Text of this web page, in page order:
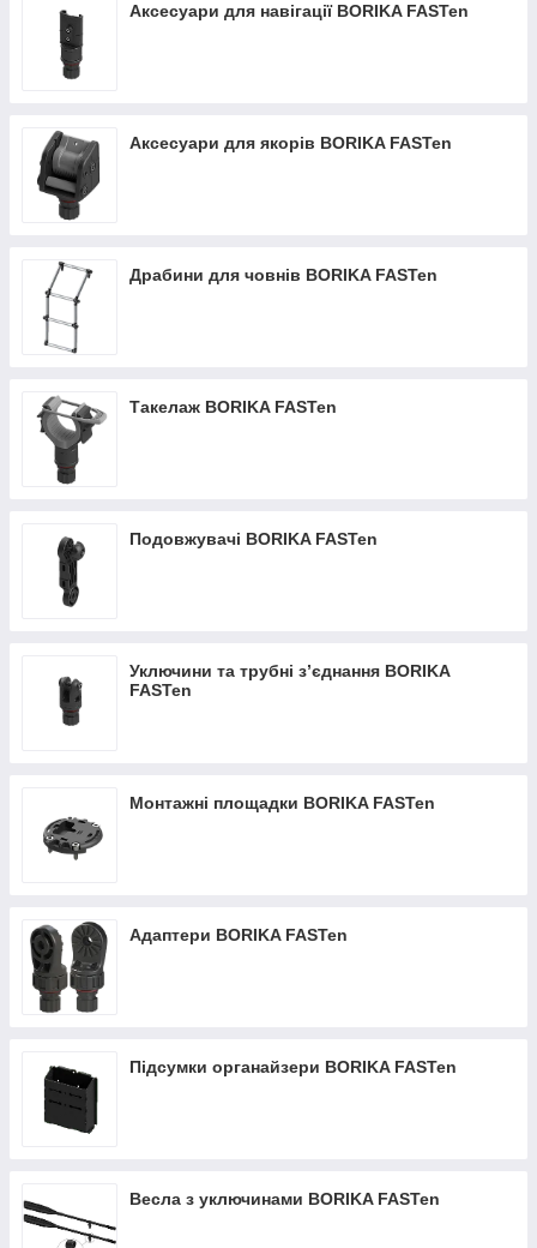
Аксесуари для навігації BORIKA FASTen
Аксесуари для якорів BORIKA FASTen
Драбини для човнів BORIKA FASTen
Такелаж BORIKA FASTen
Подовжувачі BORIKA FASTen
Уключини та трубні з’єднання BORIKA
FASTen
Монтажні площадки BORIKA FASTen
Адаптери BORIKA FASTen
Підсумки органайзери BORIKA FASTen
Весла з уключинами BORIKA FASTen